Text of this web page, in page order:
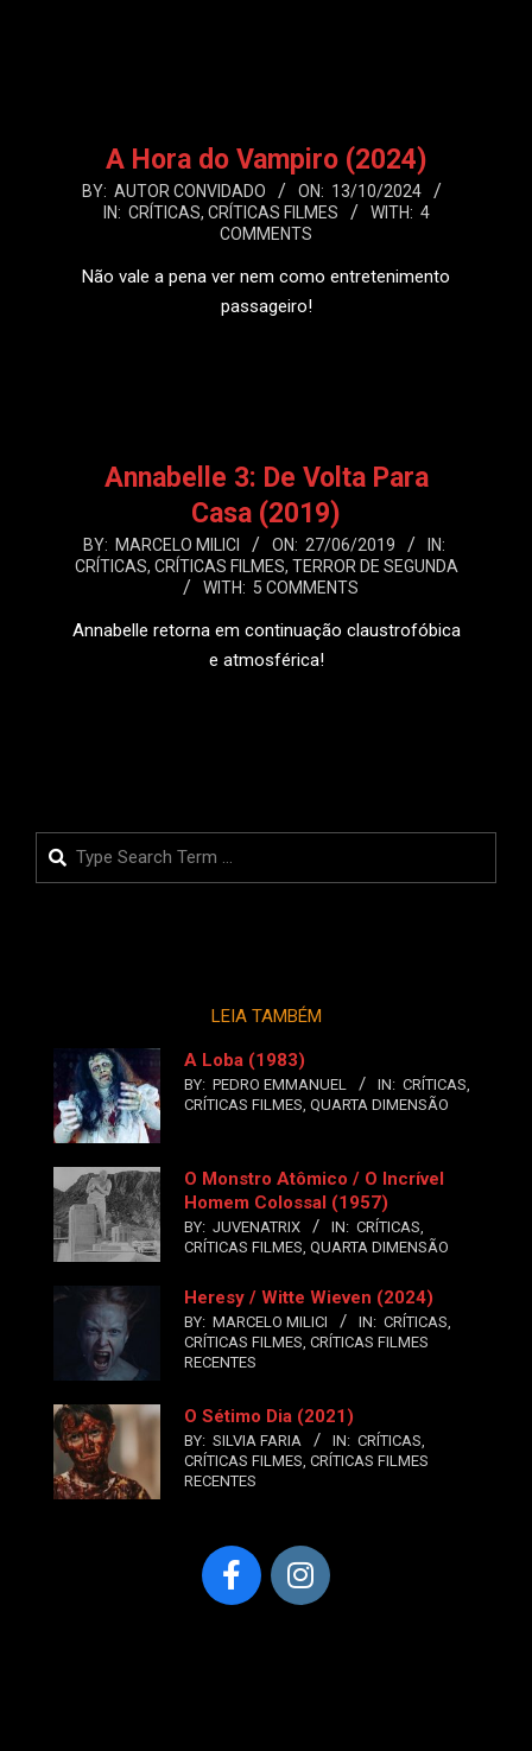
A Hora do Vampiro (2024)
2024-
BY: AUTOR CONVIDADO ON: 13/10/2024
IN: CRÍTICAS, CRÍTICAS FILMES WITH: 4
COMMENTS
Não vale a pena ver nem como entretenimento
passageiro!
Annabelle 3: De Volta Para
Casa (2019)
2019-
06-
BY: MARCELO MILICI ON: 27/06/2019
IN:
CRÍTICAS, CRÍTICAS FILMES, TERROR DE SEGUNDA
WITH: 5 COMMENTS
Annabelle retorna em continuação claustrofóbica
e atmosférica!
Search
LEIA TAMBÉM
A Loba (1983)
BY: PEDRO EMMANUEL IN: CRÍTICAS,
CRÍTICAS FILMES, QUARTA DIMENSÃO
O Monstro Atômico / O Incrível
Homem Colossal (1957)
BY: JUVENATRIX IN: CRÍTICAS,
CRÍTICAS FILMES, QUARTA DIMENSÃO
Heresy / Witte Wieven (2024)
BY: MARCELO MILICI IN: CRÍTICAS,
CRÍTICAS FILMES, CRÍTICAS FILMES
RECENTES
O Sétimo Dia (2021)
BY: SILVIA FARIA IN: CRÍTICAS,
CRÍTICAS FILMES, CRÍTICAS FILMES
RECENTES